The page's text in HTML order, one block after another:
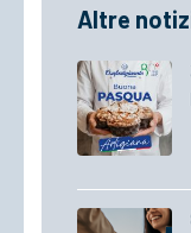
Altre